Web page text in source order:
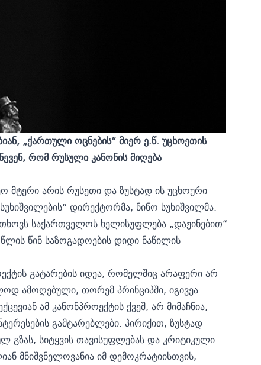
„ქართული ოცნების“ მიერ ე.წ. უცხოეთის
რომ რუსული კანონის მიღება
მტერი არის რუსეთი და ზუსტად ის უცხოური
დირექტორმა, ნინო სუხიშვილმა.
საქართველოს ხელისუფლება „დაჟინებით“
წინ საზოგადოების დიდი ნაწილის
გატარების იდეა, რომელშიც არაფერი არ
ამოღებული, თორემ პრინციპში, იგივეა
ამ კანონპროექტის ქვეშ, არ მიმაჩნია,
გამტარებლები. პირიქით, ზუსტად
გზას, სიტყვის თავისუფლებას და კრიტიკული
მნიშვნელოვანია იმ დემოკრატიისთვის,